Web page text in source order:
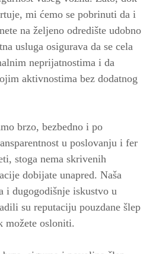
mi ćemo se pobrinuti da i
na željeno odredište udobno
usluga osigurava da se cela
neprijatnostima i da
aktivnostima bez dodatnog
brzo, bezbedno i po
u poslovanju i fer
stoga nema skrivenih
dobijate unapred. Naša
i dugogodišnje iskustvo u
su reputaciju pouzdane šlep
možete osloniti.